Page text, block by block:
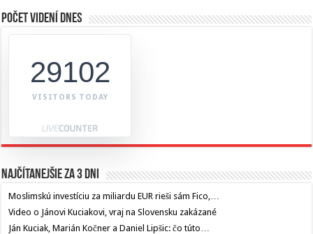
Počet videní dnes
29102
VISITORS TODAY
Najčítanejšie za 3 dni
Moslimskú investíciu za miliardu EUR rieši sám Fico,…
Video o Jánovi Kuciakovi, vraj na Slovensku zakázané
Ján Kuciak, Marián Kočner a Daniel Lipšic: čo túto…